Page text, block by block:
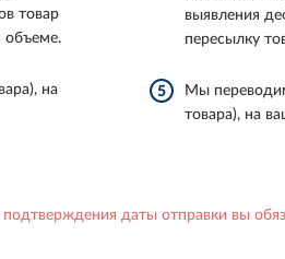
товар
объеме.
на
выявления
пересылку
5
Мы
товара), на
даты отправки вы